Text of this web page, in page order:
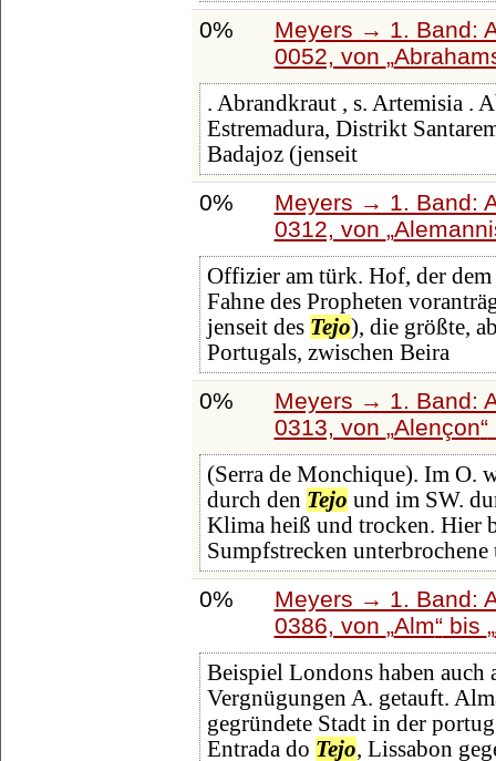
0%
Meyers → 1. Band:
0052, von
. Abrandkraut , s. Artemisia .
Estremadura, Distrikt
Badajoz (jenseit
0%
Meyers → 1. Band:
0312, von
Offizier am türk. Hof, der
Fahne des Propheten
jenseit des Tejo), die größte,
Portugals, zwischen Beira
0%
Meyers → 1. Band:
0313, von Alençon
(Serra de Monchique). Im O.
durch den Tejo und im SW.
Klima heiß und trocken. Hier
Sumpfstrecken
0%
Meyers → 1. Band:
0386, von Alm bis
Beispiel Londons haben auch
Vergnügungen A. getauft.
gegründete Stadt in der
Entrada do Tejo, Lissabon